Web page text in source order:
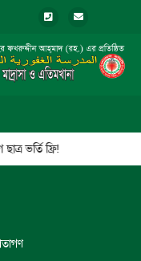
ভর্তি ফ্রি!